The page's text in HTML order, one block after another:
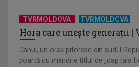
TVRMOLDOVA TVRMOLDOVA
Hora care unește generații |
Cahul, un oraș pitoresc din sudul
poartă cu mândrie titlul de „capitala